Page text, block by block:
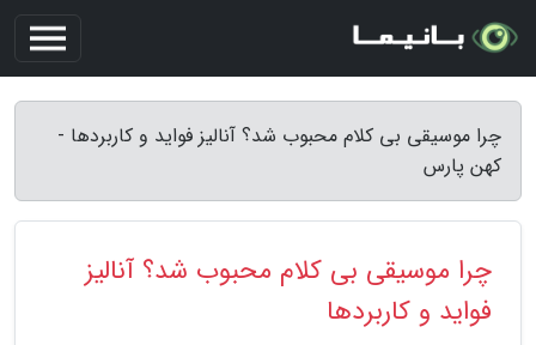
چرا موسیقی بی کلام محبوب شد؟ آنالیز فواید و کاربردها -
کهن پارس
چرا موسیقی بی کلام محبوب شد؟ آنالیز
فواید و کاربردها